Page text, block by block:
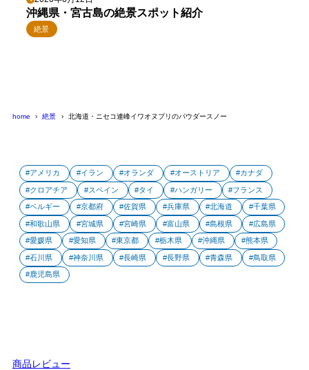
沖縄県・宮古島の絶景スポット紹介
絶景
home 絶景 北海道・ニセコ連峰イワオヌプリのパウダースノー
アメリカ イラン オランダ オーストリア カナダ
クロアチア スペイン タイ ハンガリー フランス
ベルギー 京都府 佐賀県 兵庫県 北海道 千葉県
和歌山県 宮城県 宮崎県 富山県 島根県 広島県
愛媛県 愛知県 東京都 栃木県 沖縄県 熊本県
石川県 神奈川県 長崎県 長野県 青森県 鳥取県
鹿児島県
商品レビュー